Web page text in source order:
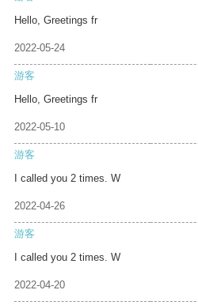
Hello, Greetings fr
2022-05-24
游客
Hello, Greetings fr
2022-05-10
游客
I called you 2 times. W
2022-04-26
游客
I called you 2 times. W
2022-04-20